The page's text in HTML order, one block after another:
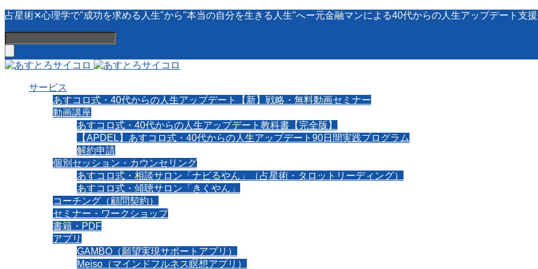
占星術✕心理学で"成功を求める人生"から"本当の自分を生きる人生"へー元金融マンによる40代からの人生アップデート支援
サービス
あすコロ式・40代からの人生アップデート【新】戦略・無料動画セミナー
動画講座
あすコロ式・40代からの人生アップデート教科書【完全版】
【APDEL】あすコロ式・40代からの人生アップデート90日間実践プログラム
解約申請
個別セッション・カウンセリング
あすコロ式・相談サロン「ナビるやん」（占星術・タロットリーディング）
あすコロ式・傾聴サロン「きくやん」
コーチング（顧問契約）
セミナー・ワークショップ
書籍・PDF
アプリ
GAMBO（願望実現サポートアプリ）
Meiso（マインドフルネス瞑想アプリ）